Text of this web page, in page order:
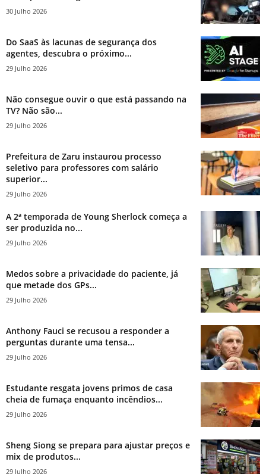
30 Julho 2026
Do SaaS às lacunas de segurança dos
agentes, descubra o próximo...
29 Julho 2026
Não consegue ouvir o que está passando na
TV? Não são...
29 Julho 2026
Prefeitura de Zaru instaurou processo
seletivo para professores com salário
superior...
29 Julho 2026
A 2ª temporada de Young Sherlock começa a
ser produzida no...
29 Julho 2026
Medos sobre a privacidade do paciente, já
que metade dos GPs...
29 Julho 2026
Anthony Fauci se recusou a responder a
perguntas durante uma tensa...
29 Julho 2026
Estudante resgata jovens primos de casa
cheia de fumaça enquanto incêndios...
29 Julho 2026
Sheng Siong se prepara para ajustar preços e
mix de produtos...
29 Julho 2026